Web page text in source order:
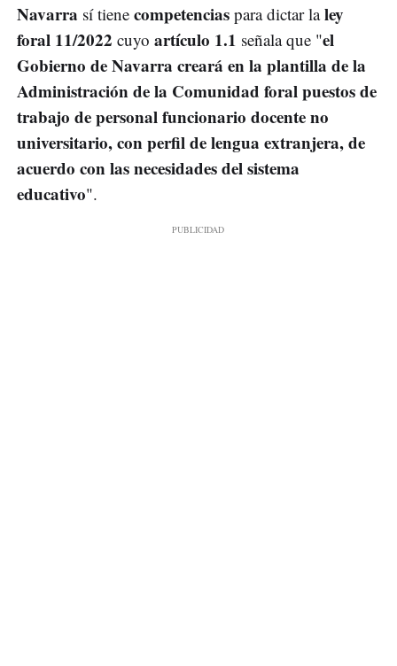
Navarra sí tiene competencias para dictar laley
foral 11/2022 cuyo artículo 1.1 señala que "el
Gobierno de Navarra creará en la plantilla de la
Administración de la Comunidad foralpuestos de
trabajo de personalfuncionario docente no
universitario, con perfil delengua extranjera, de
acuerdo con las necesidades del sistema
educativo".